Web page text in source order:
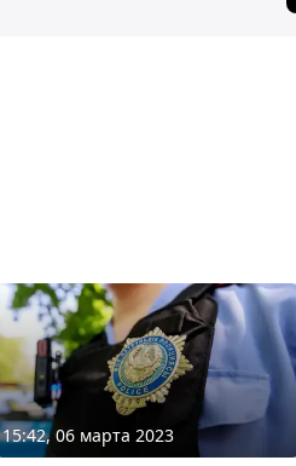
15:42, 06 марта 2023